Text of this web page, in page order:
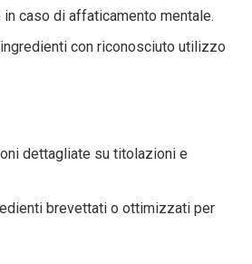
caso di affaticamento mentale.
con riconosciuto utilizzo
dettagliate su titolazioni e
brevettati o ottimizzati per